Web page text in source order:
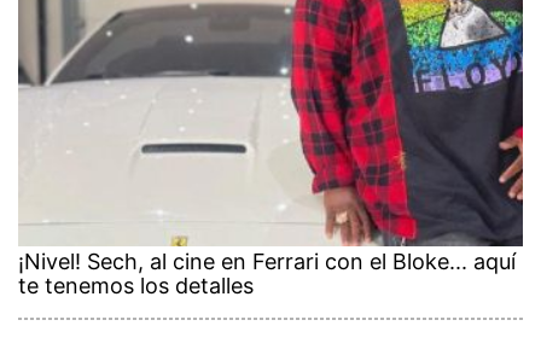
¡Nivel! Sech, al cine en Ferrari con el Bloke... aquí
te tenemos los detalles